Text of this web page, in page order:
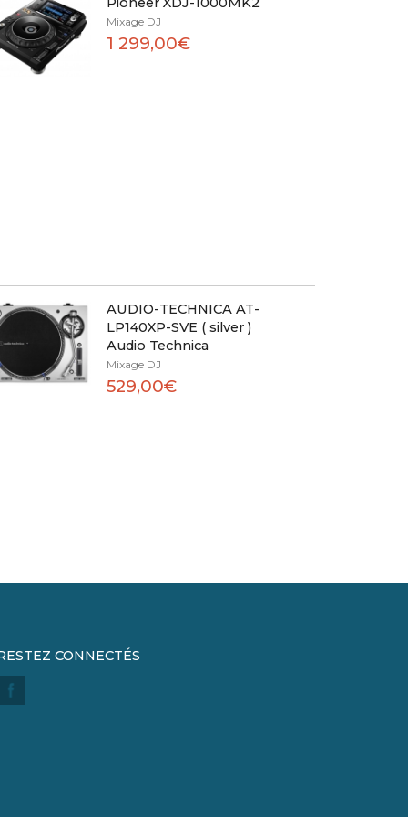
Mixage DJ
1 299,00€
AUDIO-TECHNICA AT-
LP140XP-SVE ( silver )
Audio Technica
Mixage DJ
529,00€